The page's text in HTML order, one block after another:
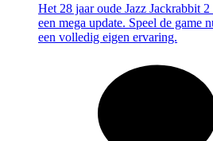
Het 28 jaar oude Jazz Jackrabbit
een mega update. Speel de game
een volledig eigen ervaring.